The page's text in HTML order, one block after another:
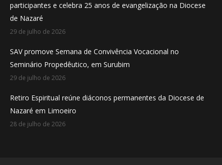
participantes e celebra 25 anos de evangelização na Diocese
de Nazaré
29 de julho de 2026
SAV promove Semana de Convivência Vocacional no
Seminário Propedêutico, em Surubim
29 de julho de 2026
Retiro Espiritual reúne diáconos permanentes da Diocese de
Nazaré em Limoeiro
28 de julho de 2026